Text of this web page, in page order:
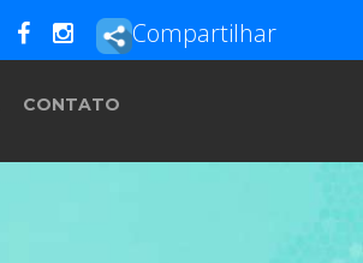
Compartilhar
CONTATO